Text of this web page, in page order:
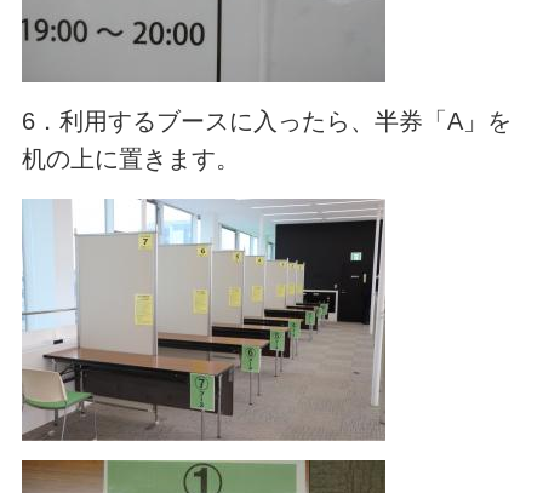
6．利用するブースに入ったら、半券「A」を
机の上に置きます。